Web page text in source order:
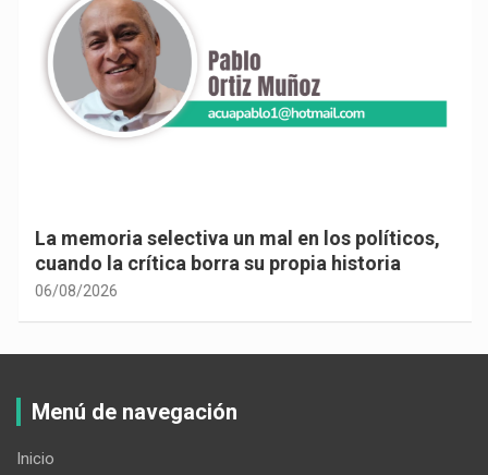
La memoria selectiva un mal en los políticos,
cuando la crítica borra su propia historia
06/08/2026
Menú de navegación
Inicio